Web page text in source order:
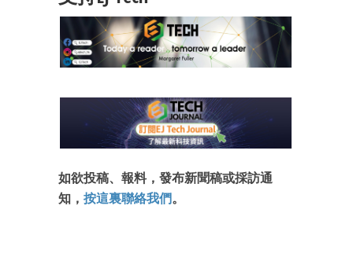
如欲投稿、報料，發布新聞稿或採訪通
知， 按這裏聯絡我們。